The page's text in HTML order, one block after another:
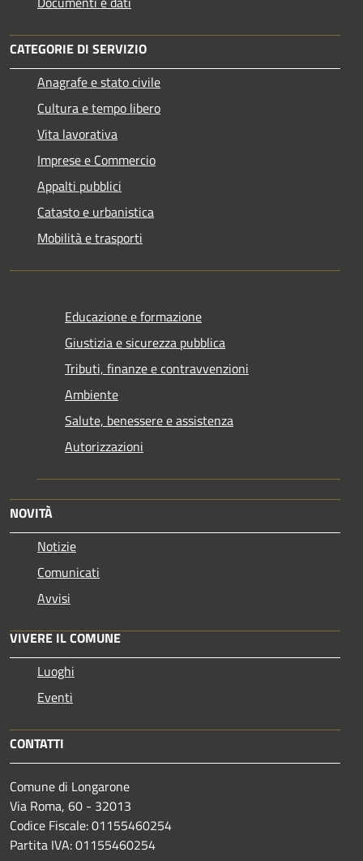
CATEGORIE DI SERVIZIO
Anagrafe e stato civile
Cultura e tempo libero
Vita lavorativa
Imprese e Commercio
Appalti pubblici
Catasto e urbanistica
Mobilità e trasporti
Educazione e formazione
Giustizia e sicurezza pubblica
Tributi, finanze e contravvenzioni
Ambiente
Salute, benessere e assistenza
Autorizzazioni
NOVITÀ
Notizie
Comunicati
Avvisi
VIVERE IL COMUNE
Luoghi
Eventi
CONTATTI
Comune di Longarone
Via Roma, 60 - 32013
Codice Fiscale: 01155460254
Partita IVA: 01155460254